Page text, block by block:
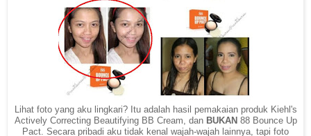
Lihat foto yang aku lingkari? Itu adalah hasil pemakaian produk Kiehl's
Actively Correcting Beautifying BB Cream, dan BUKAN 88 Bounce Up
Pact. Secara pribadi aku tidak kenal wajah-wajah lainnya, tapi foto